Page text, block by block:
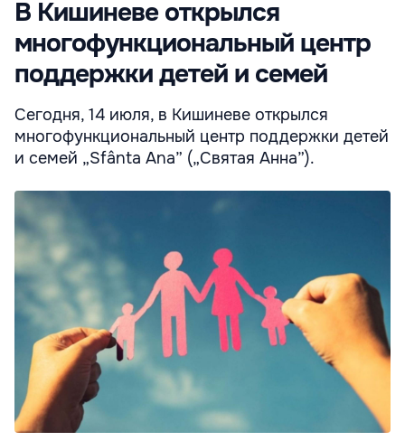
В Кишиневе открылся
многофункциональный центр
поддержки детей и семей
Сегодня, 14 июля, в Кишиневе открылся
многофункциональный центр поддержки детей
и семей „Sfânta Ana” („Святая Анна”).